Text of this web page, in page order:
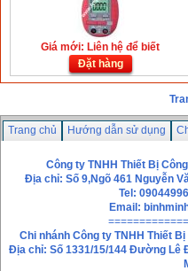
Giá mới: Liên hệ để biết
Đặt hàng
Trang chủ Hướng dẫn sử dụng
Công ty TNHH Thiết Bị
Địa chỉ: Số 9,Ngõ 461 Nguyễn
Tel:
Email:
Chi nhánh Công ty TNHH Thiết
Địa chỉ: Số 1331/15/144 Đường Lê